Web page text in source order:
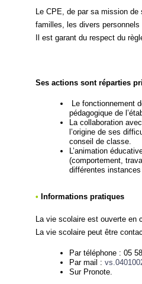
Le CPE, de par sa mission
familles, les divers
Il est garant du respect du
Ses actions sont réparties
Le fonctionnement
pédagogique de
La collaboration
l’origine de ses
conseil de classe.
L’animation
(comportement,
différentes
• Informations pratiques
La vie scolaire est ouverte en
La vie scolaire peut être
Par téléphone : 05
Par mail :
Sur Pronote.